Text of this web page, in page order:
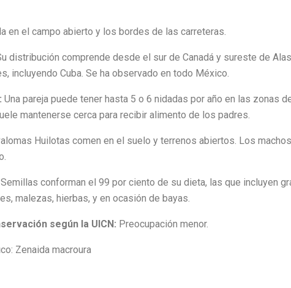
en el campo abierto y los bordes de las carreteras.
distribución comprende desde el sur de Canadá y sureste de
incluyendo Cuba. Se ha observado en todo México.
Una pareja puede tener hasta 5 o 6 nidadas por año en las zonas
mantenerse cerca para recibir alimento de los padres.
Huilotas comen en el suelo y terrenos abiertos. Los
Semillas conforman el 99 por ciento de su dieta, las que incluyen
malezas, hierbas, y en ocasión de bayas.
según la UICN: Preocupación menor.
Zenaida macroura